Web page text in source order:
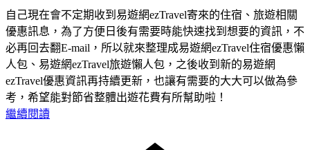
自己現在會不定期收到易遊網ezTravel寄來的住宿、旅遊相關
優惠訊息，為了方便日後有需要時能快速找到想要的資訊，不
必再回去翻E-mail，所以就來整理成易遊網ezTravel住宿優惠懶
人包、易遊網ezTravel旅遊懶人包，之後收到新的易遊網
ezTravel優惠資訊再持續更新，也讓有需要的大大可以做為參
考，希望能對節省整體出遊花費有所幫助啦！
繼續閱讀